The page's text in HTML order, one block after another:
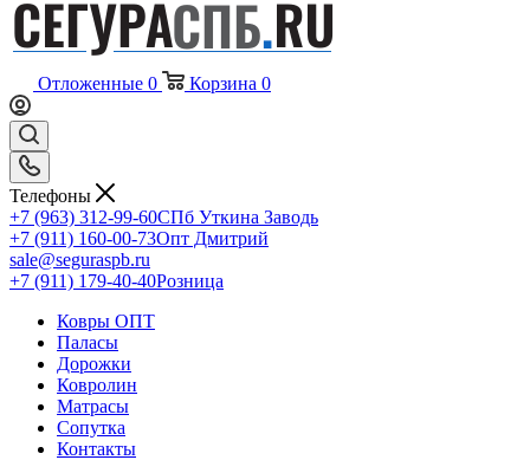
Отложенные 0 Корзина 0
Телефоны
+7 (963) 312-99-60СПб Уткина Заводь
+7 (911) 160-00-73Опт Дмитрий
sale@seguraspb.ru
+7 (911) 179-40-40Розница
Ковры ОПТ
Паласы
Дорожки
Ковролин
Матрасы
Сопутка
Контакты